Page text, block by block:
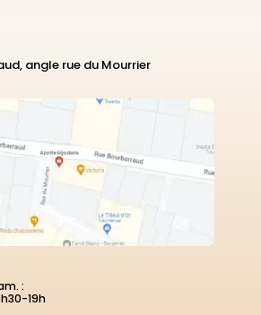
angle rue du Mourrier
:
19h